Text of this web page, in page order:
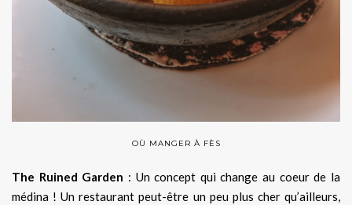
OÙ MANGER À FÈS
The Ruined Garden : Un concept qui change au coeur de la
médina ! Un restaurant peut-être un peu plus cher qu’ailleurs,